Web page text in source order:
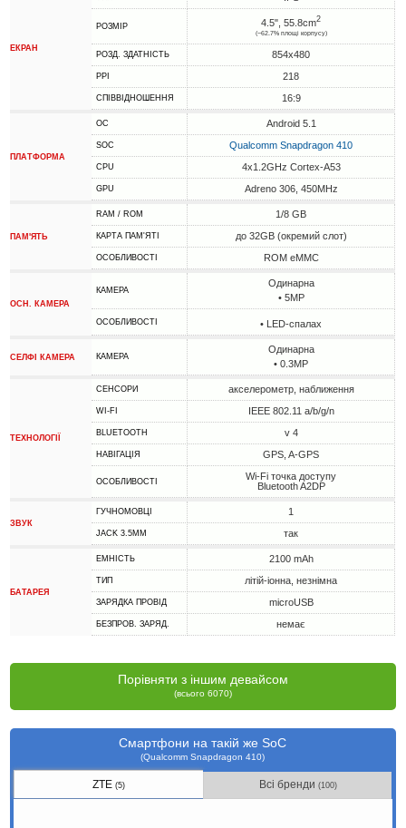
ЕКРАН
РОЗМІР 4.5", 55.8cm2
(~62.7% площі корпусу)
РОЗД. ЗДАТНІСТЬ 854x480
PPI 218
СПІВВІДНОШЕННЯ 16:9
ПЛАТФОРМА
ОС Android 5.1
SOC Qualcomm Snapdragon 410
CPU 4x1.2GHz Cortex-A53
GPU Adreno 306, 450MHz
ПАМ'ЯТЬ
RAM / ROM 1/8 GB
КАРТА ПАМ'ЯТІ до 32GB (окремий слот)
ОСОБЛИВОСТІ ROM eMMC
ОСН. КАМЕРА
КАМЕРА
Одинарна
• 5MP
ОСОБЛИВОСТІ • LED-спалах
СЕЛФІ КАМЕРА КАМЕРА
Одинарна
• 0.3MP
ТЕХНОЛОГІЇ
СЕНСОРИ акселерометр, наближення
WI-FI IEEE 802.11 a/b/g/n
BLUETOOTH v 4
НАВІГАЦІЯ GPS, A-GPS
ОСОБЛИВОСТІ
Wi-Fi точка доступу
Bluetooth A2DP
ЗВУК
ГУЧНОМОВЦІ 1
JACK 3.5MM так
БАТАРЕЯ
ЕМНІСТЬ 2100 mAh
ТИП літій-іонна, незнімна
ЗАРЯДКА ПРОВІД microUSB
БЕЗПРОВ. ЗАРЯД. немає
Порівняти з іншим девайсом
(всього 6070)
Смартфони на такій же SoC
(Qualcomm Snapdragon 410)
ZTE(5) Всі бренди (100)